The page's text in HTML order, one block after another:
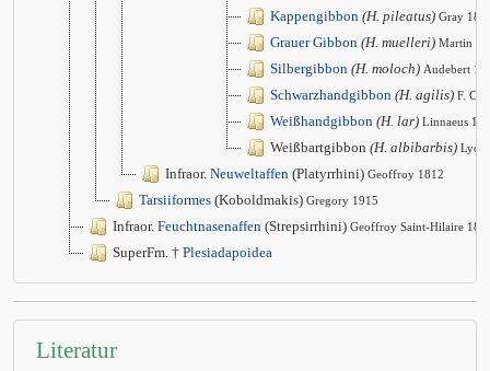
Kappengibbon (H. pileatus) Gray
Grauer Gibbon (H. muelleri) Martin
Silbergibbon (H. moloch) Audebert
Schwarzhandgibbon (H. agilis) F.
Weißhandgibbon (H. lar) Linnaeus
Weißbartgibbon (H. albibarbis) Lyon
Infraor. Neuweltaffen (Platyrrhini) Geoffroy 1812
Tarsiiformes (Koboldmakis) Gregory 1915
Infraor. Feuchtnasenaffen (Strepsirrhini) Geoffroy Saint-Hilaire
SuperFm. † Plesiadapoidea
Literatur